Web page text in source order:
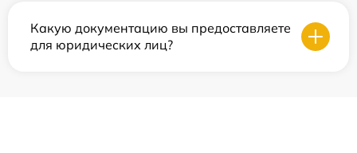
Какую документацию вы предоставляете
для юридических лиц?